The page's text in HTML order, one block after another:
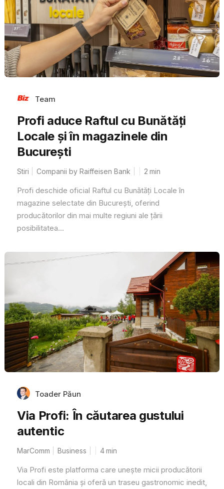
Team
Profi aduce Raftul cu Bunătăți
Locale și în magazinele din
București
Stiri Companii by Raiffeisen Bank 2 min
Profi deschide oficial Raftul cu Bunătăți Locale în
magazine selectate din București, oferind
producătorilor din mai multe regiuni ale țării
posibilitatea...
Toader Păun
Via Profi: În căutarea gustului
autentic
MarComm Business 4min
Via Profi este platforma care unește micii producătorii
locali din România și oferă un traseu gastronomic inedit,